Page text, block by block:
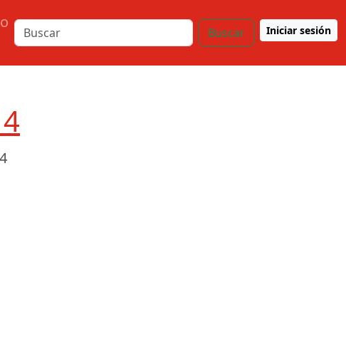
Buscar Iniciar sesión